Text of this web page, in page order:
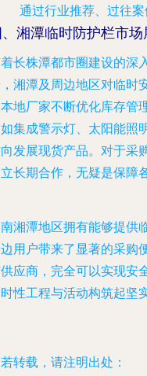
通过行业推荐、过往案
湘潭临时防护栏市场
长株潭都市圈建设的深
湘潭及周边地区对临时
地厂家不断优化库存管
集成警示灯、太阳能照
发展现货产品。对于采
长期合作，无疑是保障
湘潭地区拥有能够提供
用户带来了显著的采购
应商，完全可以实现安
性工程与活动构筑起坚
转载，请注明出处：